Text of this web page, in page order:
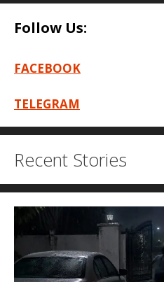
Follow Us:
FACEBOOK
TELEGRAM
Recent Stories